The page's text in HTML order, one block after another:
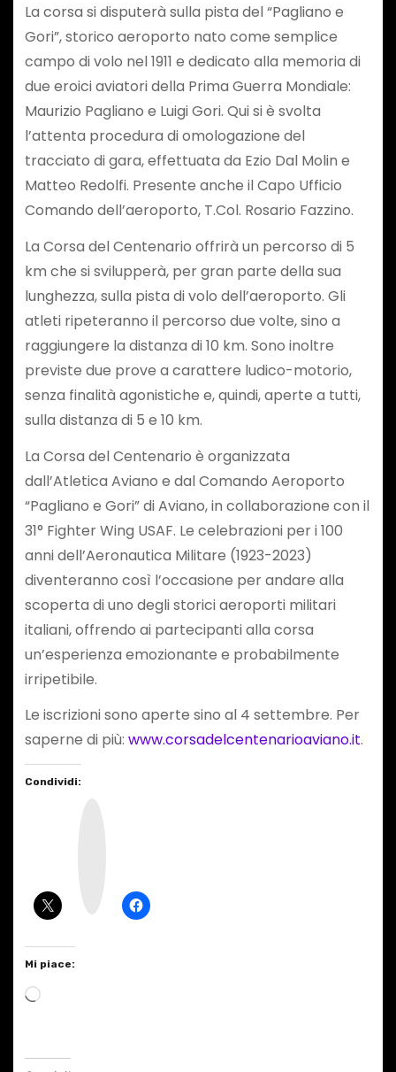
La corsa si disputerà sulla pista del “Pagliano e
Gori”, storico aeroporto nato come semplice
campo di volo nel 1911 e dedicato alla memoria di
due eroici aviatori della Prima Guerra Mondiale:
Maurizio Pagliano e Luigi Gori. Qui si è svolta
l’attenta procedura di omologazione del
tracciato di gara, effettuata da Ezio Dal Molin e
Matteo Redolfi. Presente anche il Capo Ufficio
Comando dell’aeroporto, T.Col. Rosario Fazzino.
La Corsa del Centenario offrirà un percorso di 5
km che si svilupperà, per gran parte della sua
lunghezza, sulla pista di volo dell’aeroporto. Gli
atleti ripeteranno il percorso due volte, sino a
raggiungere la distanza di 10 km. Sono inoltre
previste due prove a carattere ludico-motorio,
senza finalità agonistiche e, quindi, aperte a tutti,
sulla distanza di 5 e 10 km.
La Corsa del Centenario è organizzata
dall’Atletica Aviano e dal Comando Aeroporto
“Pagliano e Gori” di Aviano, in collaborazione con il
31° Fighter Wing USAF. Le celebrazioni per i 100
anni dell’Aeronautica Militare (1923-2023)
diventeranno così l’occasione per andare alla
scoperta di uno degli storici aeroporti militari
italiani, offrendo ai partecipanti alla corsa
un’esperienza emozionante e probabilmente
irripetibile.
Le iscrizioni sono aperte sino al 4 settembre. Per
saperne di più: www.corsadelcentenarioaviano.it.
Condividi:
Mi piace:
C